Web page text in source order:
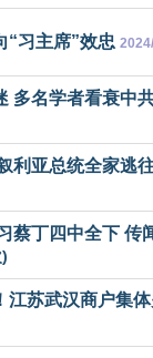
“习主席”效忠
多名学者看衰中
利亚总统全家逃
蔡丁四中全下 传
江苏武汉商户集体